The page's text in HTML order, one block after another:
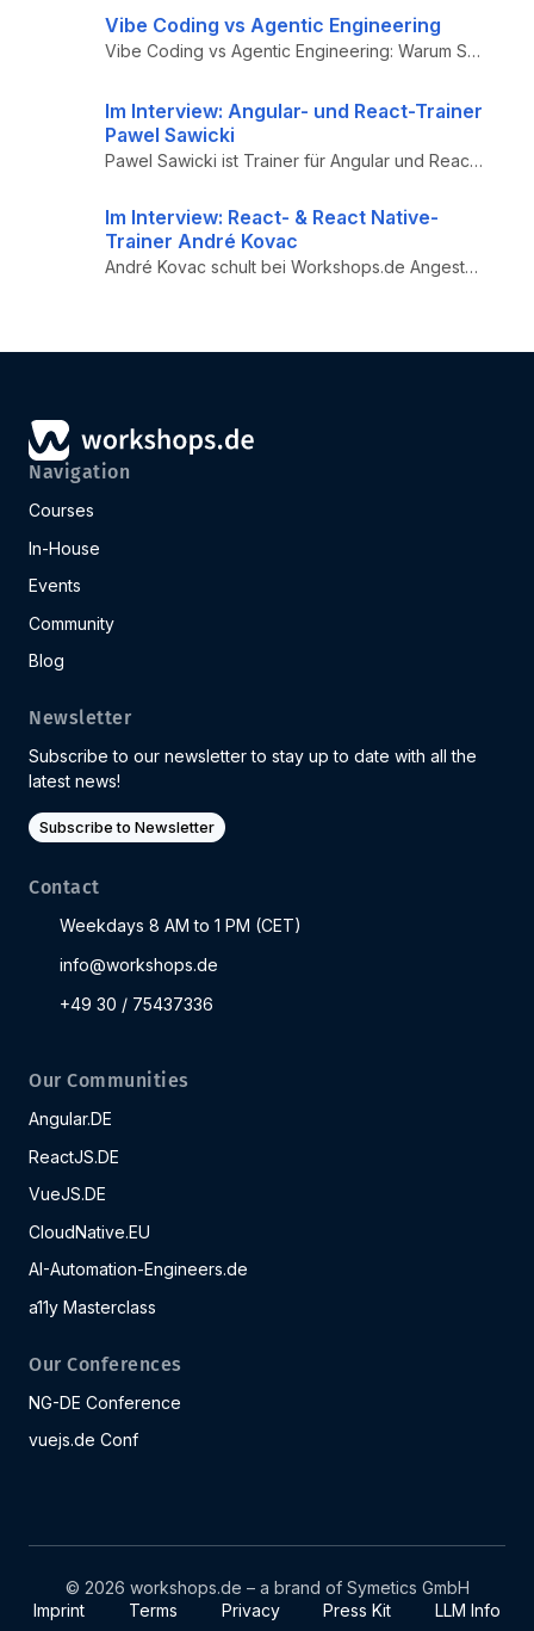
Vibe Coding vs Agentic Engineering
Vibe Coding vs Agentic Engineering: Warum Senior Developer 10x produktiver werden, während Juniors scheitern. KI-Tools r...
Im Interview: Angular- und React-Trainer
Pawel Sawicki
Pawel Sawicki ist Trainer für Angular und React. Sein Weg zum Profi war relativ klassisch. In seiner Freizeit geht es ab...
Im Interview: React- & React Native-
Trainer André Kovac
André Kovac schult bei Workshops.de Angestellte von Unternehmen in React und React Native. Wer mobile native Apps bauen ...
Navigation
Courses
In-House
Events
Community
Blog
Newsletter
Subscribe to our newsletter to stay up to date with all the
latest news!
Subscribe to Newsletter
Contact
Weekdays 8 AM to 1 PM (CET)
info@workshops.de
+49 30 / 75437336
Our Communities
Angular.DE
ReactJS.DE
VueJS.DE
CloudNative.EU
AI-Automation-Engineers.de
a11y Masterclass
Our Conferences
NG-DE Conference
vuejs.de Conf
© 2026 workshops.de – a brand of Symetics GmbH
Imprint
Terms Privacy Press Kit LLM Info